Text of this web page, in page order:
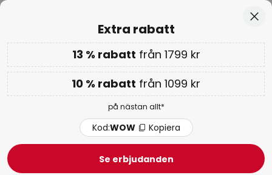
Endast
02D 02T 01M 15S
Extra rabatt: 10 % från 1099 kr eller 13 % från 1799 kr-
på nästan allt
Kod:WOW Kopiera
WOW-veckan:upp till -70 % >
Rostfritt stål inomhuslampor
Pendellampor
Extra rabatt
13 % rabatt från 1799 kr
10 % rabatt från 1099 kr
på nästan allt*
Kod:WOW Kopiera
Se erbjudanden